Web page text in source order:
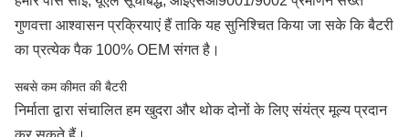
गुणवत्ता आश्वासन प्रक्रियाएं हैं ताकि यह सुनिश्चित किया जा सके कि बैटरी
का प्रत्येक पैक 100% OEM संगत है।
सबसे कम कीमत की बैटरी
निर्माता द्वारा संचालित हम खुदरा और थोक दोनों के लिए संयंत्र मूल्य प्रदान